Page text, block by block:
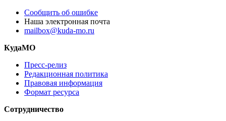
Сообщить об ошибке
Наша электронная почта
mailbox@kuda-mo.ru
КудаМО
Пресс-релиз
Редакционная политика
Правовая информация
Формат ресурса
Сотрудничество